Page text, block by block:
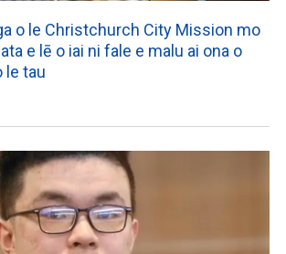
o le Christchurch City Mission mo
e lē o iai ni fale e malu ai ona o
le tau